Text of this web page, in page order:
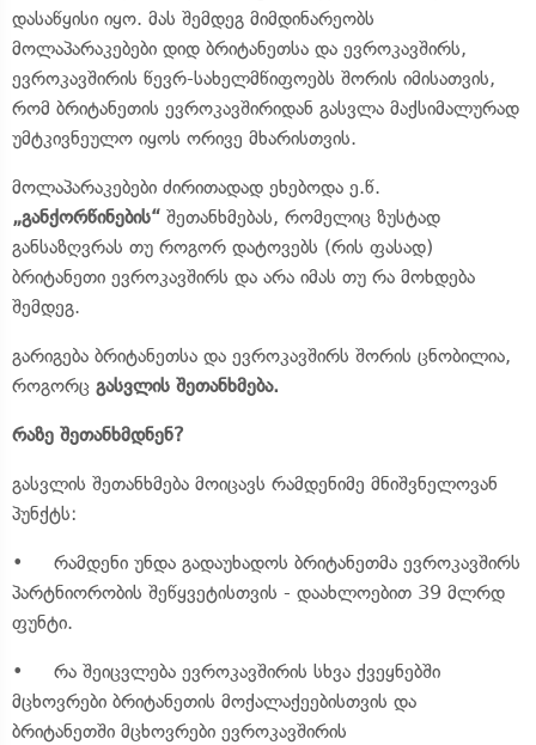
დასაწყისი იყო. მას შემდეგ მიმდინარეობს
მოლაპარაკებები დიდ ბრიტანეთსა და ევროკავშირს,
ევროკავშირის წევრ-სახელმწიფოებს შორის იმისათვის,
რომ ბრიტანეთის ევროკავშირიდან გასვლა მაქსიმალურად
უმტკივნეულო იყოს ორივე მხარისთვის.
მოლაპარაკებები ძირითადად ეხებოდა ე.წ.
„განქორწინების“ შეთანხმებას, რომელიც ზუსტად
განსაზღვრას თუ როგორ დატოვებს (რის ფასად)
ბრიტანეთი ევროკავშირს და არა იმას თუ რა მოხდება
შემდეგ.
გარიგება ბრიტანეთსა და ევროკავშირს შორის ცნობილია,
როგორც გასვლის შეთანხმება.
რაზე შეთანხმდნენ?
გასვლის შეთანხმება მოიცავს რამდენიმე მნიშვნელოვან
პუნქტს:
• რამდენი უნდა გადაუხადოს ბრიტანეთმა ევროკავშირს
პარტნიორობის შეწყვეტისთვის - დაახლოებით 39 მლრდ
ფუნტი.
• რა შეიცვლება ევროკავშირის სხვა ქვეყნებში
მცხოვრები ბრიტანეთის მოქალაქეებისთვის და
ბრიტანეთში მცხოვრები ევროკავშირის